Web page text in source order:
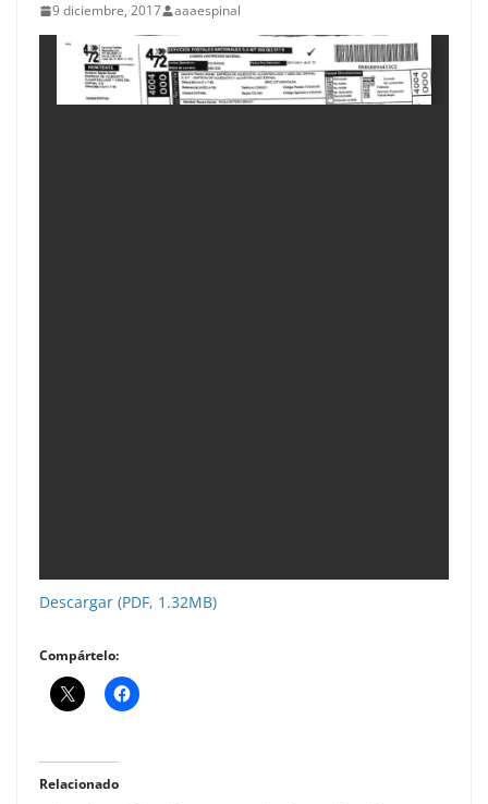
9 diciembre, 2017 aaaespinal
Descargar (PDF, 1.32MB)
Compártelo:
Relacionado